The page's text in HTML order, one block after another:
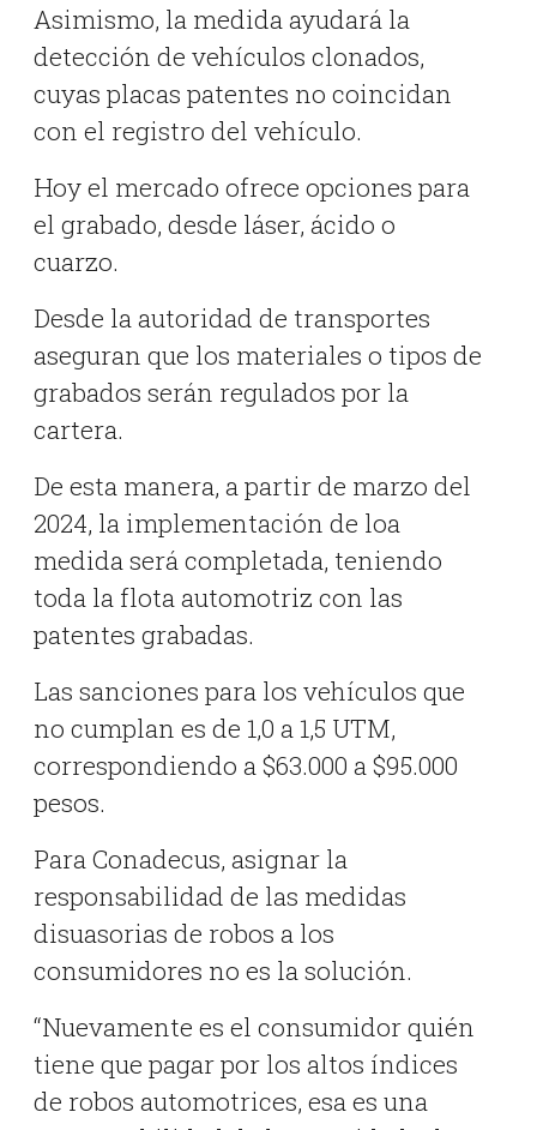
Asimismo, la medida ayudará la
detección de vehículos clonados,
cuyas placas patentes no coincidan
con el registro del vehículo.
Hoy el mercado ofrece opciones para
el grabado, desde láser, ácido o
cuarzo.
Desde la autoridad de transportes
aseguran que los materiales o tipos de
grabados serán regulados por la
cartera.
De esta manera, a partir de marzo del
2024, la implementación de loa
medida será completada, teniendo
toda la flota automotriz con las
patentes grabadas.
Las sanciones para los vehículos que
no cumplan es de 1,0 a 1,5 UTM,
correspondiendo a $63.000 a $95.000
pesos.
Para Conadecus, asignar la
responsabilidad de las medidas
disuasorias de robos a los
consumidores no es la solución.
“Nuevamente es el consumidor quién
tiene que pagar por los altos índices
de robos automotrices, esa es una